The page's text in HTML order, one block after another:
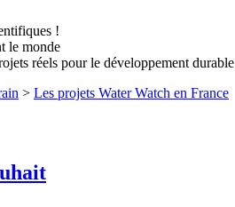
!
le monde
réels pour le développement durable
> Les projets Water Watch en France